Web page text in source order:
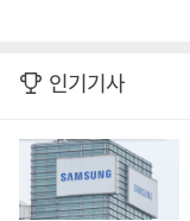
인기기사